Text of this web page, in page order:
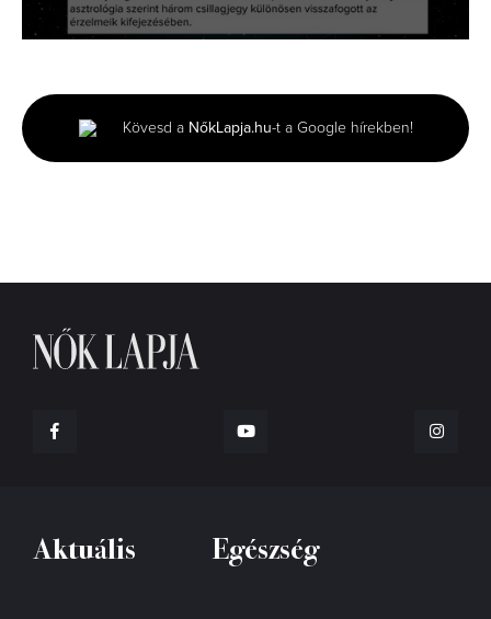
minute,
15
seconds
Kövesd a NőkLapja.hu-t a Google hírekben!
Aktuális Egészség